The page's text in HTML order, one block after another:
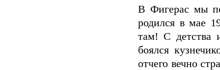
В Фигерас мы
родился в мае
там! С детства
боялся
отчего вечно